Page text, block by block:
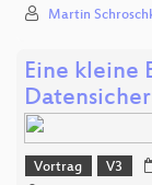
Martin
Eine kleine
Vortrag V3